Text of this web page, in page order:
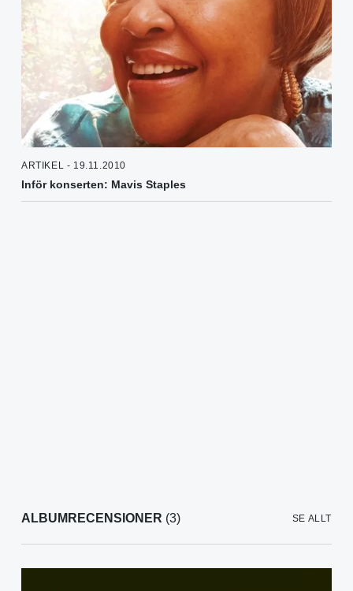
ARTIKEL - 19.11.2010
Inför konserten: Mavis Staples
ALBUMRECENSIONER (3) SE ALLT